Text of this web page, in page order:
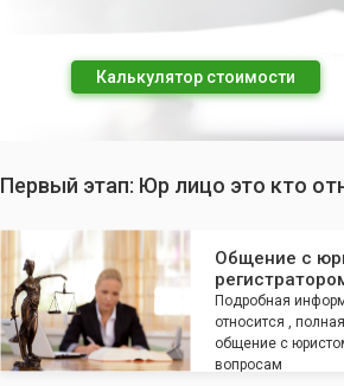
Калькулятор стоимости
Первый этап: Юр лицо это кто
Общение с
Подробная
относится ,
общение с
вопросам